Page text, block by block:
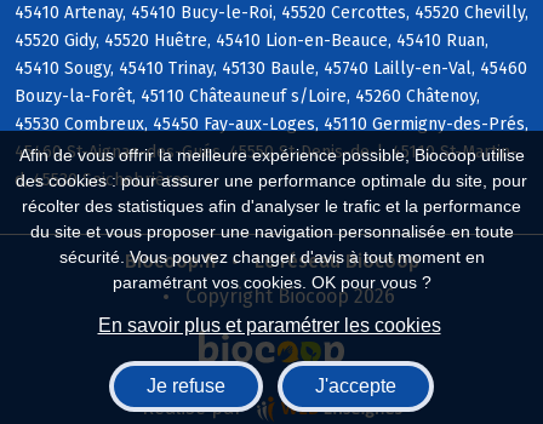
Afin de vous offrir la meilleure expérience possible, Biocoop utilise
des cookies : pour assurer une performance optimale du site, pour
récolter des statistiques afin d'analyser le trafic et la performance
du site et vous proposer une navigation personnalisée en toute
sécurité. Vous pouvez changer d'avis à tout moment en
paramétrant vos cookies. OK pour vous ?
En savoir plus et paramétrer les cookies
Je refuse J'accepte
45410 Artenay, 45410 Bucy-le-Roi, 45520 Cercottes, 45520 Chevilly,
45520 Gidy, 45520 Huêtre, 45410 Lion-en-Beauce, 45410 Ruan,
45410 Sougy, 45410 Trinay, 45130 Baule, 45740 Lailly-en-Val, 45460
Bouzy-la-Forêt, 45110 Châteauneuf s/Loire, 45260 Châtenoy,
45530 Combreux, 45450 Fay-aux-Loges, 45110 Germigny-des-Prés,
45460 St-Aignan-des-Gués, 45550 St-Denis-de-l, 45110 St-Martin-
d, 45530 Seichebrières
Biocoop.fr
Le réseau Biocoop
Copyright Biocoop 2026
Réalisé par